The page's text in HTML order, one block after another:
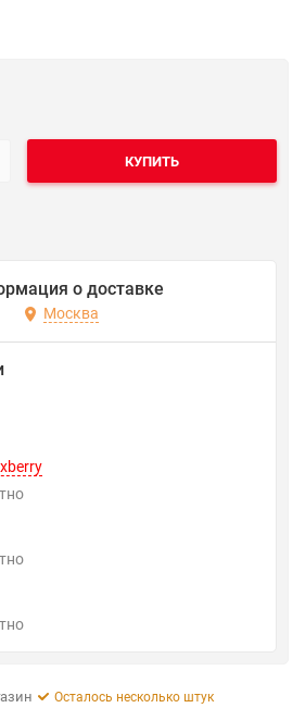
КУПИТЬ
о доставке
Москва
Осталось несколько штук